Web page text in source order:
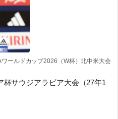
ールドカップ2026（W杯）北中米大会
サウジアラビア大会（27年1